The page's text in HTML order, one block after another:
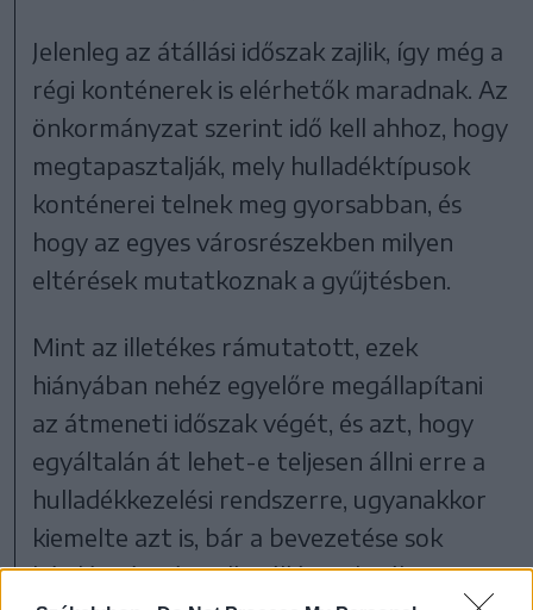
Jelenleg az átállási időszak zajlik, így még a
régi konténerek is elérhetők maradnak. Az
önkormányzat szerint idő kell ahhoz, hogy
megtapasztalják, mely hulladéktípusok
konténerei telnek meg gyorsabban, és
hogy az egyes városrészekben milyen
eltérések mutatkoznak a gyűjtésben.
Mint az illetékes rámutatott, ezek
hiányában nehéz egyelőre megállapítani
az átmeneti időszak végét, és azt, hogy
egyáltalán át lehet-e teljesen állni erre a
hulladékkezelési rendszerre, ugyanakkor
kiemelte azt is, bár a bevezetése sok
kérdést és némi ellenállást is kiváltott a